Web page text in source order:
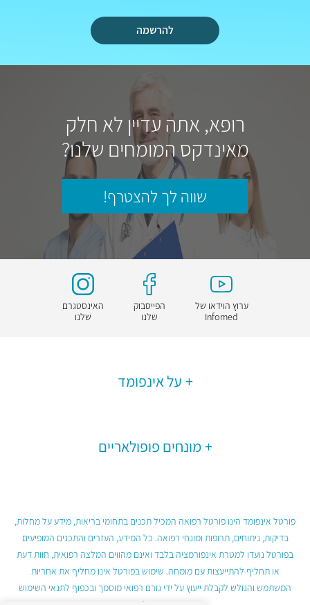
להרשמה
רופא, אתה עדיין לא חלק
מאינדקס המומחים שלנו?
שווה לך להצטרף!
ערוץ הוידאו של
Infomed
הפייסבוק
שלנו
האינסטגרם
שלנו
על אינפומד
מונחים פופולאריים
פורטל אינפומד הינו פורטל רפואה המכיל תכנים בתחומי בריאות, מידע על מחלות,
בדיקות, ניתוחים, תרופות ומונחי רפואה. כל המידע, העזרים והתכנים המופיעים
בפורטל נועדו למטרת אינפורמציה בלבד ואינם מהווים המלצה רפואית, חוות דעת
או תחליף להתייעצות עם מומחה. שימוש בפורטל אינו מחליף את אחריות
המשתמש והגולש לקבלת ייעוץ על ידי גורם רפואי מוסמך ובכפוף לתנאי השימוש